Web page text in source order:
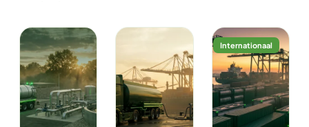
Internationaal